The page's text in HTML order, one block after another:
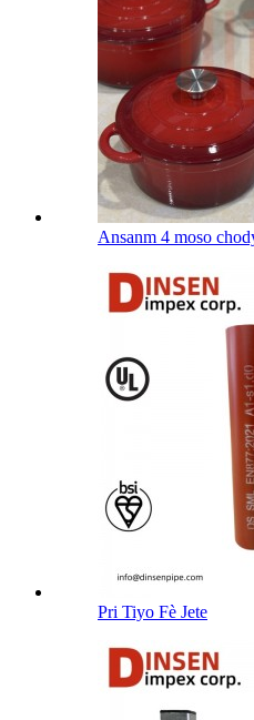
Ansanm 4 moso
Pri Tiyo Fè Jete